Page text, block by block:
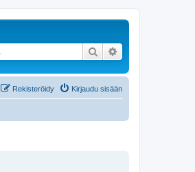
Etsi
Kirjaudu sisään
Rekisteröidy